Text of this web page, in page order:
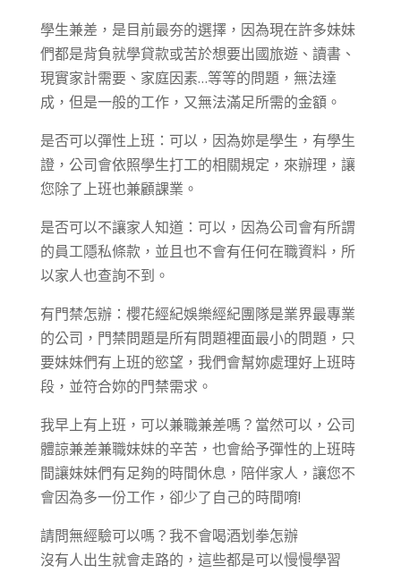
學生兼差，是目前最夯的選擇，因為現在許多妹妹
們都是背負就學貸款或苦於想要出國旅遊、讀書、
現實家計需要、家庭因素…等等的問題，無法達
成，但是一般的工作，又無法滿足所需的金額。
是否可以彈性上班：可以，因為妳是學生，有學生
證，公司會依照學生打工的相關規定，來辦理，讓
您除了上班也兼顧課業。
是否可以不讓家人知道：可以，因為公司會有所謂
的員工隱私條款，並且也不會有任何在職資料，所
以家人也查詢不到。
有門禁怎辦：櫻花經紀娛樂經紀團隊是業界最專業
的公司，門禁問題是所有問題裡面最小的問題，只
要妹妹們有上班的慾望，我們會幫妳處理好上班時
段，並符合妳的門禁需求。
我早上有上班，可以兼職兼差嗎？當然可以，公司
體諒兼差兼職妹妹的辛苦，也會給予彈性的上班時
間讓妹妹們有足夠的時間休息，陪伴家人，讓您不
會因為多一份工作，卻少了自己的時間唷!
請問無經驗可以嗎？我不會喝酒划拳怎辦
沒有人出生就會走路的，這些都是可以慢慢學習